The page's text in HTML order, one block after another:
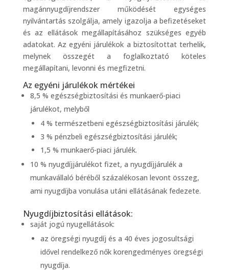
magánnyugdíjrendszer működését egységes
nyilvántartás szolgálja, amely igazolja a befizetéseket
és az ellátások megállapításához szükséges egyéb
adatokat. Az egyéni járulékok a biztosítottat terhelik,
melynek összegét a foglalkoztató köteles
megállapítani, levonni és megfizetni.
Az egyéni járulékok mértékei
8,5 % egészségbiztosítási és munkaerő-piaci
járulékot, melyből
4 % természetbeni egészségbiztosítási járulék;
3 % pénzbeli egészségbiztosítási járulék;
1,5 % munkaerő-piaci járulék.
10 % nyugdíjjárulékot fizet, a nyugdíjjárulék a
munkavállaló béréből százalékosan levont összeg,
ami nyugdíjba vonulása utáni ellátásának fedezete.
Nyugdíjbiztosítási ellátások:
saját jogú nyugellátások:
az öregségi nyugdíj és a 40 éves jogosultsági
idővel rendelkező nők korengedményes öregségi
nyugdíja.